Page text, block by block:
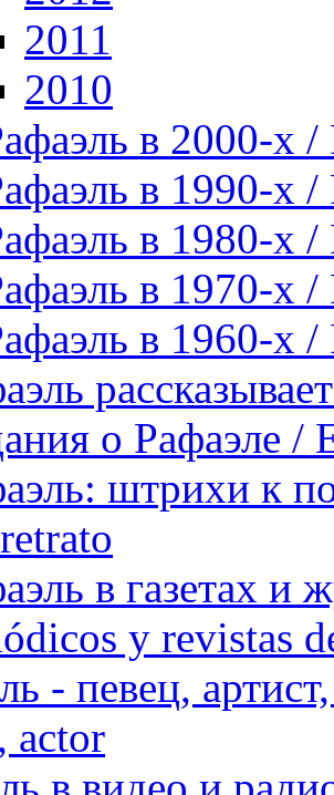
2011
2010
в 2000-х /
в 1990-х /
в 1980-х /
в 1970-х /
в 1960-х /
о Рафаэле /
штрихи к
в газетах и
y revistas
- певец,
actor